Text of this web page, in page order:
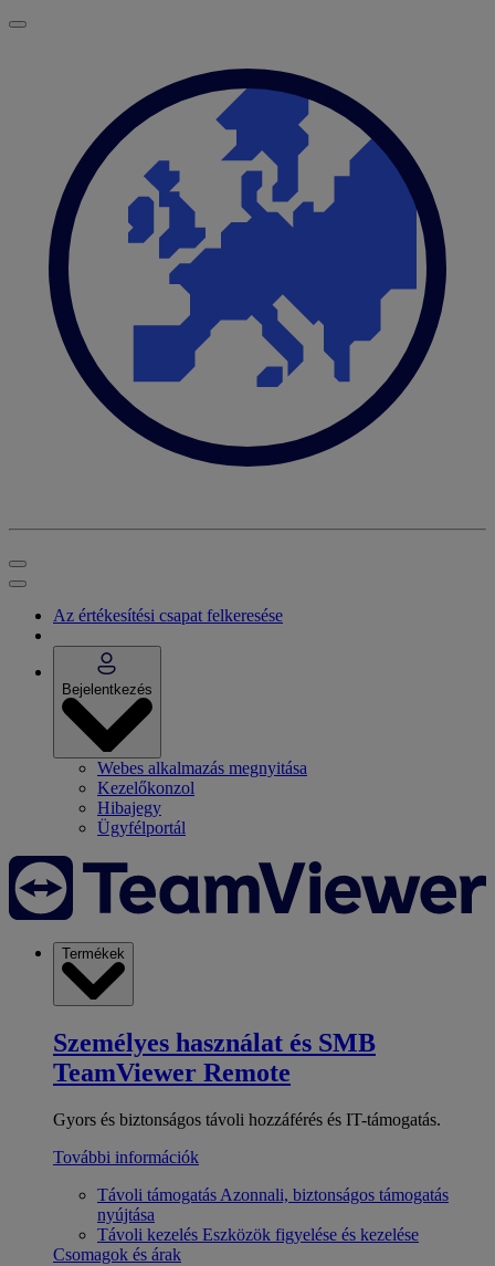
Az értékesítési csapat felkeresése
Bejelentkezés
Webes alkalmazás megnyitása
Kezelőkonzol
Hibajegy
Ügyfélportál
Termékek
Személyes használat és SMB
TeamViewer Remote
Gyors és biztonságos távoli hozzáférés és IT-támogatás.
További információk
Távoli támogatás Azonnali, biztonságos támogatás
nyújtása
Távoli kezelés Eszközök figyelése és kezelése
Csomagok és árak